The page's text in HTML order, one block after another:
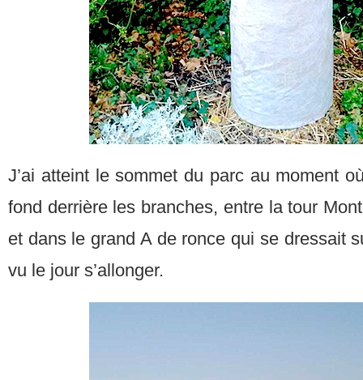
J’ai atteint le sommet du parc au moment
fond derrière les branches, entre la tour
et dans le grand A de ronce qui se dressait
vu le jour s’allonger.